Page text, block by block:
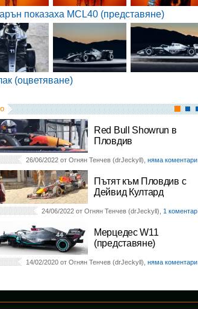
показаха MCL40 (представяне)
(оцветяване)
Red Bull Showrun в
Пловдив
26/06/2022 от Огнян Тенчев (drJeckyll), няма коментари
Пътят към Пловдив с
Дейвид Култард
24/06/2022 от Огнян Тенчев (drJeckyll), 1 коментар
Мерцедес W11
(представяне)
14/02/2020 от Огнян Тенчев (drJeckyll), няма коментари